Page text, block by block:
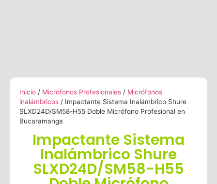
Inicio / Micrófonos Profesionales / Micrófonos
inalámbricos / Impactante Sistema Inalámbrico Shure
SLXD24D/SM58-H55 Doble Micrófono Profesional en
Bucaramanga
Impactante Sistema
Inalámbrico Shure
SLXD24D/SM58-H55